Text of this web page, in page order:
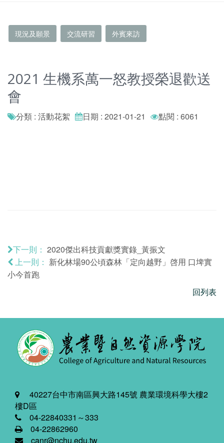
現況及願景 交流研習 外賓來訪
2021 生機系萬一怒教授榮退歡送
會
分類 : 活動花絮 日期 : 2021-01-21 點閱 : 6061
下一則： 2020傑出科技貢獻獎實錄_黃振文
上一則：
新化林場90公頃森林「定向越野」啓用 口埤實
小今首跑
回列表
40227台中市南區興大路145號 農業環境科學大樓2
樓D區
04-22840331～333
04-22862960
canr@nchu.edu.tw